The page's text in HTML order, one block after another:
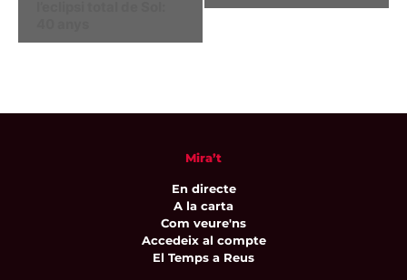
Mira’t
En directe
A la carta
Com veure'ns
Accedeix al compte
El Temps a Reus